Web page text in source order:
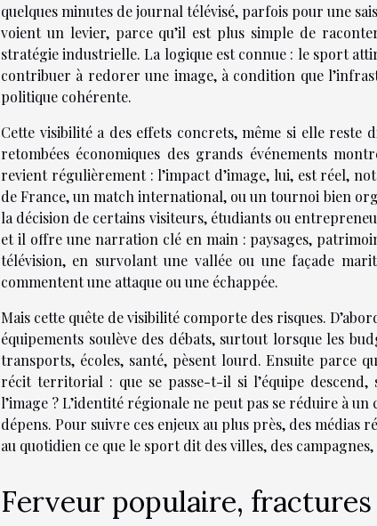
quelques minutes de journal télévisé, parfois pour une
voient un levier, parce qu’il est plus simple de
stratégie industrielle. La logique est connue : le sport
contribuer à redorer une image, à condition que
politique cohérente.
Cette visibilité a des effets concrets, même si elle reste
retombées économiques des grands événements
revient régulièrement : l’impact d’image, lui, est réel,
de France, un match international, ou un tournoi bien
la décision de certains visiteurs, étudiants ou
et il offre une narration clé en main : paysages,
télévision, en survolant une vallée ou une façade
commentent une attaque ou une échappée.
Mais cette quête de visibilité comporte des risques.
équipements soulève des débats, surtout lorsque les
transports, écoles, santé, pèsent lourd. Ensuite parce
récit territorial : que se passe-t-il si l’équipe
l’image ? L’identité régionale ne peut pas se réduire à
dépens. Pour suivre ces enjeux au plus près, des médias
au quotidien ce que le sport dit des villes, des
Ferveur populaire, fractures